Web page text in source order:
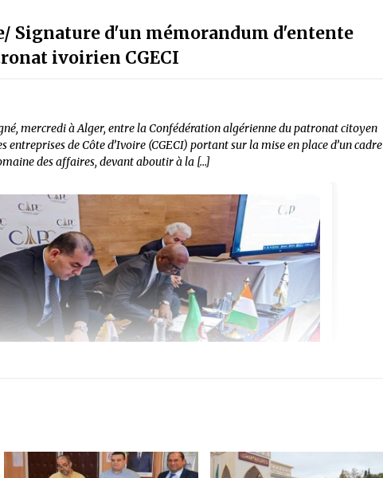
Signature d'un mémorandum d'entente
ivoirien CGECI
mercredi à Alger, entre la Confédération algérienne du patronat citoyen
entreprises de Côte d’Ivoire (CGECI) portant sur la mise en place d’un cadre
des affaires, devant aboutir à la […]